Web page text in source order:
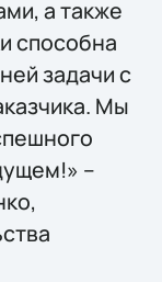
а также
способна
задачи с
Мы
–